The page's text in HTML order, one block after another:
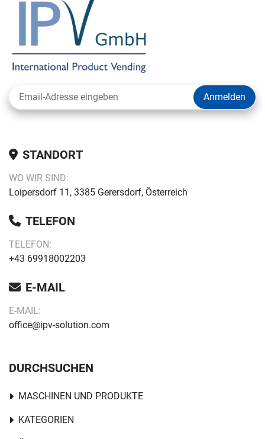
Anmelden
STANDORT
WO WIR SIND:
Loipersdorf 11, 3385 Gerersdorf, Österreich
TELEFON
TELEFON:
+43 69918002203
E-MAIL
E-MAIL:
office@ipv-solution.com
DURCHSUCHEN
MASCHINEN UND PRODUKTE
KATEGORIEN